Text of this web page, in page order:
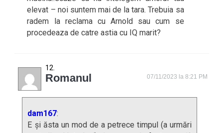
elevat – noi suntem mai de la tara. Trebuia sa
radem la reclama cu Arnold sau cum se
procedeaza de catre astia cu IQ marit?
Romanul 07/11/2023 la 8:21 PM
dam167:
E și ăsta un mod de a petrece timpul (a urmări